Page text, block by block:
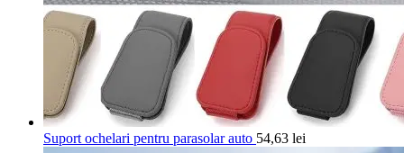
Suport ochelari pentru parasolar auto 54,63 lei